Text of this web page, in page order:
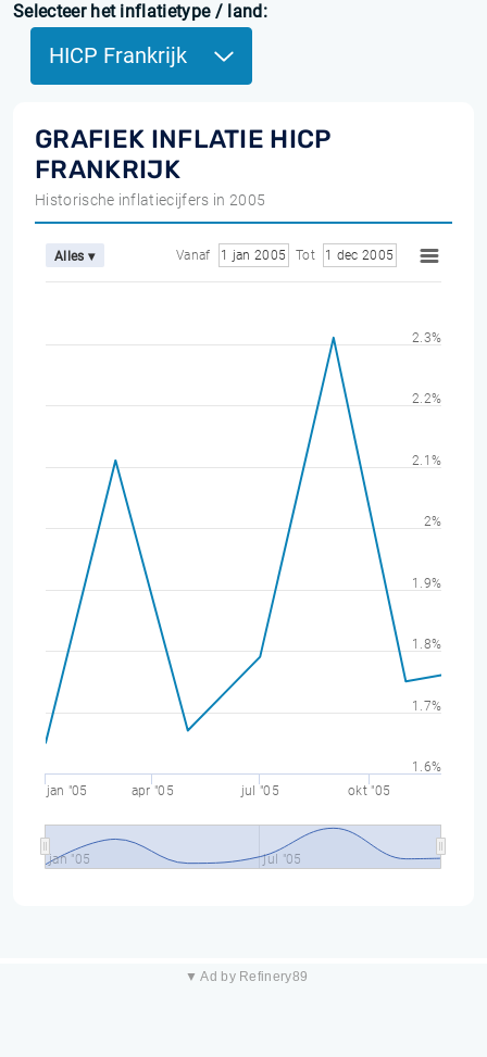
Selecteer het inflatietype / land:
HICP Frankrijk
GRAFIEK INFLATIE HICP
FRANKRIJK
Historische inflatiecijfers in 2005
Alles ▾ Vanaf 1 jan 2005 Tot 1 dec 2005
jan "05 apr "05 jul "05 okt "05
jan "05 jul "05
1.6%
1.7%
1.8%
1.9%
2%
2.1%
2.2%
2.3%
▼ Ad by Refinery89